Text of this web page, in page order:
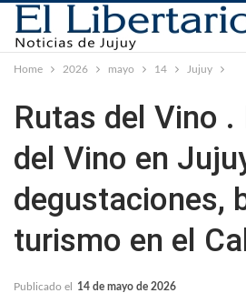
Home 2026 mayo 14 Jujuy
Rutas del Vino .
del Vino en
degustaciones,
turismo en el
Publicado el 14 de mayo de 2026